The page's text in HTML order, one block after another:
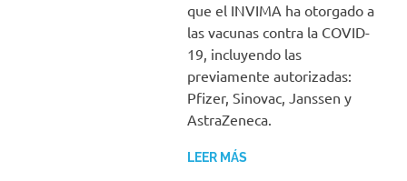
que el INVIMA ha otorgado a
las vacunas contra la COVID-
19, incluyendo las
previamente autorizadas:
Pfizer, Sinovac, Janssen y
AstraZeneca.
LEER MÁS